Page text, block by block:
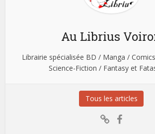
Au Librius
Librairie spécialisée BD / Manga /
Science-Fiction / Fantasy et
Tous les articles